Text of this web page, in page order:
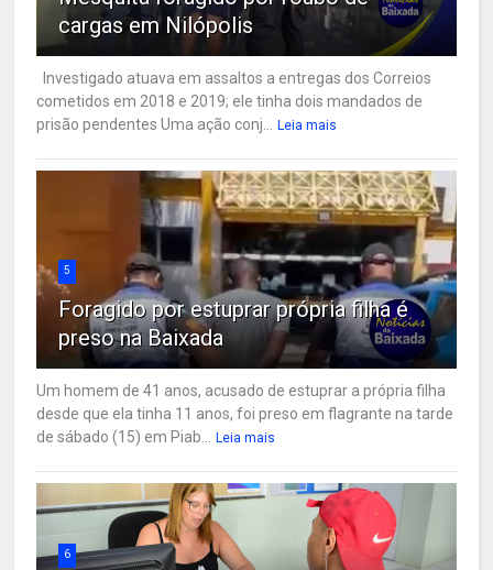
cargas em Nilópolis
Investigado atuava em assaltos a entregas dos Correios
cometidos em 2018 e 2019; ele tinha dois mandados de
prisão pendentes Uma ação conj...
Leia mais
5
Foragido por estuprar própria filha é
preso na Baixada
Um homem de 41 anos, acusado de estuprar a própria filha
desde que ela tinha 11 anos, foi preso em flagrante na tarde
de sábado (15) em Piab...
Leia mais
6